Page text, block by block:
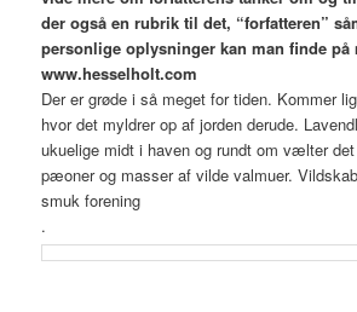
der også en rubrik til det, “forfatteren”
personlige oplysninger kan man finde på
www.hesselholt.com
Der er grøde i så meget for tiden. Kommer
hvor det myldrer op af jorden derude.
ukuelige midt i haven og rundt om vælter
pæoner og masser af vilde valmuer.
smuk forening
.